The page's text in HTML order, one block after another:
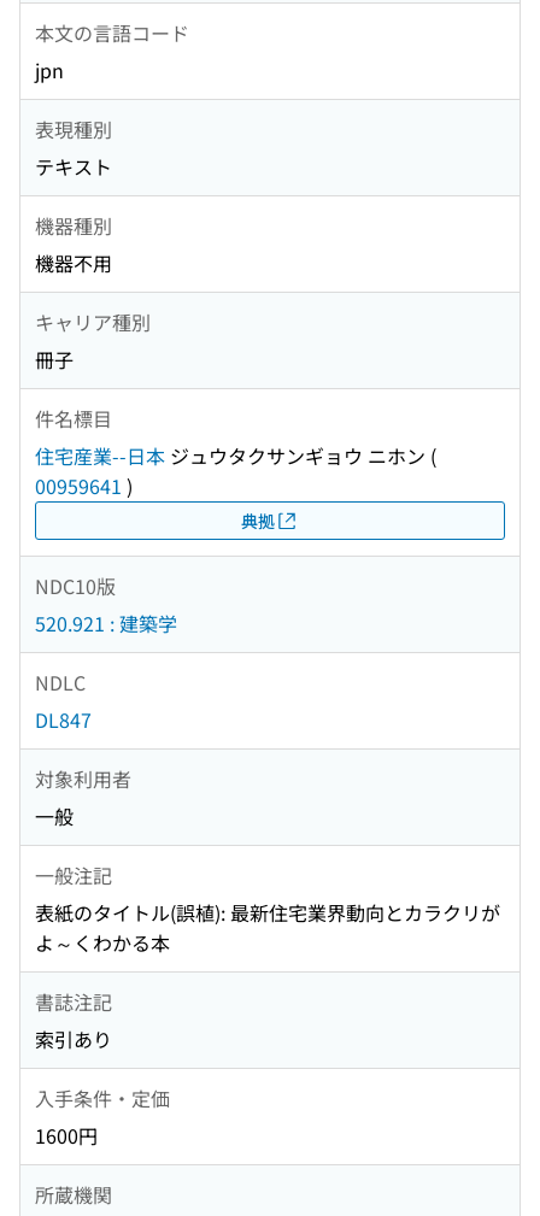
本文の言語コード
jpn
表現種別
テキスト
機器種別
機器不用
キャリア種別
冊子
件名標目
住宅産業--日本 ジュウタクサンギョウ ニホン (
00959641 )
典拠
NDC10版
520.921 : 建築学
NDLC
DL847
対象利用者
一般
一般注記
表紙のタイトル(誤植): 最新住宅業界動向とカラクリが
よ～くわかる本
書誌注記
索引あり
入手条件・定価
1600円
所蔵機関